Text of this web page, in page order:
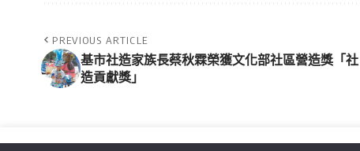
PREVIOUS ARTICLE
基市社造家族長蔡秋霖榮獲文化部社區營造獎「社
造貢獻獎」